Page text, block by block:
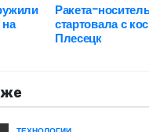
Ракета-
стартовала с
Плесецк